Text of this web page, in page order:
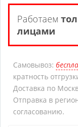
Работаем
лицами
Самовывоз:
кратность
Доставка по
Отправка в
согласованию.